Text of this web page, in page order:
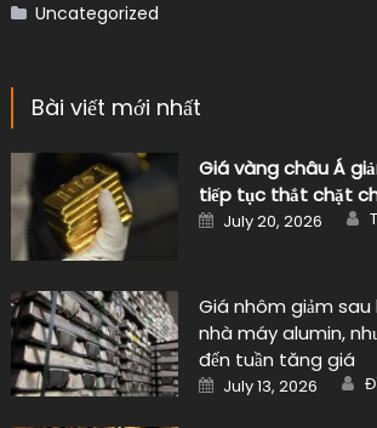
Uncategorized
Bài viết mới nhất
Giá vàng châu Á
tiếp tục thắt chặt
Posted
on
July 20, 2026
Giá nhôm giảm sau
nhà máy alumin,
đến tuần tăng giá
Posted
on
July 13, 2026